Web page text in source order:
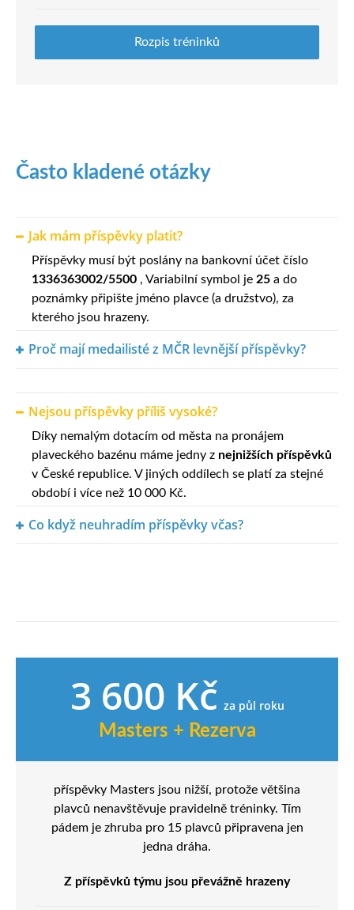
Rozpis tréninků
Často kladené otázky
Jak mám příspěvky platit?
Příspěvky musí být poslány na bankovní účet číslo
1336363002/5500 , Variabilní symbol je 25 a do
poznámky připište jméno plavce (a družstvo), za
kterého jsou hrazeny.
Proč mají medailisté z MČR levnější příspěvky?
Nejsou příspěvky příliš vysoké?
Díky nemalým dotacím od města na pronájem
plaveckého bazénu máme jedny z nejnižších příspěvků
v České republice. V jiných oddílech se platí za stejné
období i více než 10 000 Kč.
Co když neuhradím příspěvky včas?
3 600 Kčza půl roku
Masters + Rezerva
příspěvky Masters jsou nižší, protože většina
plavců nenavštěvuje pravidelně tréninky. Tím
pádem je zhruba pro 15 plavců připravena jen
jedna dráha.
Z příspěvků týmu jsou převážně hrazeny